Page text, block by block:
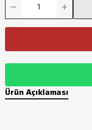
Ürün Açıklaması